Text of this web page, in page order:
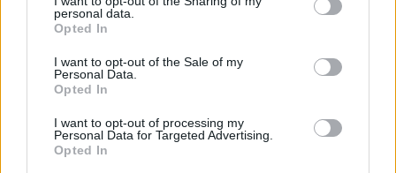
personal data.
Opted In
I want to opt-out of the Sale of my
Personal Data.
Opted In
I want to opt-out of processing my
Personal Data for Targeted Advertising.
Opted In
Το κυριότερο πρόβλημα στο ποτάμι αφορά στην
ύπαρξη νερού εντός του κλειστού τμήματος του
αγωγού σε σημαντικό ύψος. Κατά την διάρκεια
Αυγούστου, η πρόσβαση, ξεκινώντας από οδό Αγίας
Άννης στο ύψος του Δήμου Νίκαιας – Αγίου Ιωάννη